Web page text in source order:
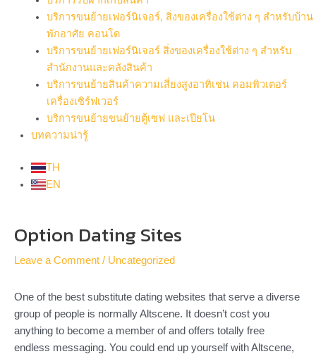
บริการขนย้ายเฟอร์นิเจอร์, สิ่งของเครื่องใช้ต่าง ๆ สำหรับบ้าน
พักอาศัย คอนโด
บริการขนย้ายเฟอร์นิเจอร์ สิ่งของเครื่องใช้ต่าง ๆ สำหรับ
สำนักงานและคลังสินค้า
บริการขนย้ายสินค้าความเสี่ยงสูงอาทิเช่น คอมพิวเตอร์
เครื่องเซิร์ฟเวอร์
บริการขนย้ายขนย้ายตู้เซฟ และเปียโน
บทความน่ารู้
TH
EN
Option Dating Sites
Leave a Comment / Uncategorized
One of the best substitute dating websites that serve a diverse
group of people is normally Altscene. It doesn’t cost you
anything to become a member of and offers totally free
endless messaging. You could end up yourself with Altscene,
navigation